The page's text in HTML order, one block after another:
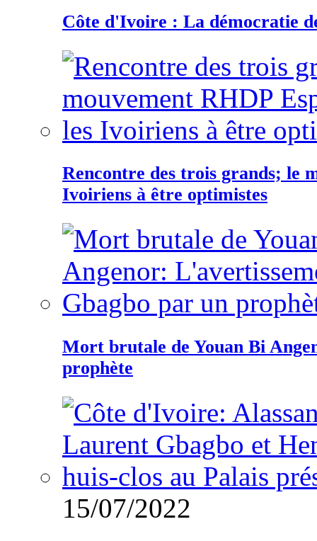
Côte d'Ivoire : La démocratie
Rencontre des trois grands; le
Ivoiriens à être optimistes
Mort brutale de Youan Bi
prophète
15/07/2022